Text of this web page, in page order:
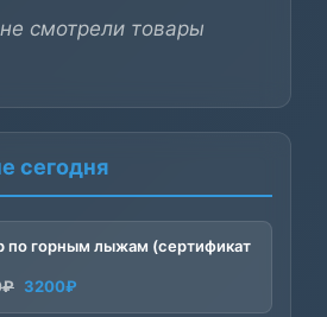
смотрели товары
сегодня
по горным лыжам (сертификат
₽ Первоначальная
3200₽